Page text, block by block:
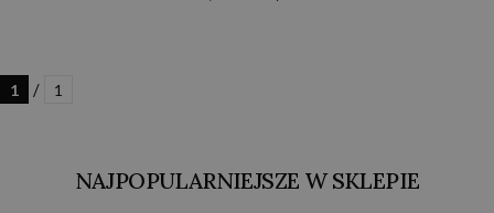
1 / 1
NAJPOPULARNIEJSZE W SKLEPIE